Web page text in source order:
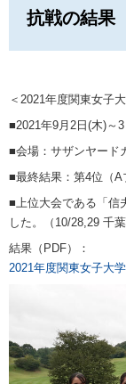
抗戦の結果
＜2021年度関東女子
■2021年9月2日(木)～
■会場：サザンヤード
■最終結果：第4位（A
■上位大会である「信
した。（10/28,29 千
結果（PDF）：
2021年度関東女子大